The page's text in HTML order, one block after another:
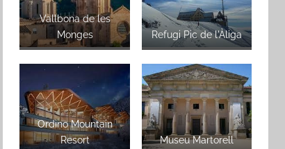
Vallbona de les
Monges
Refugi Pic de l'Àliga
Ordino Mountain
Resort
Museu Martorell